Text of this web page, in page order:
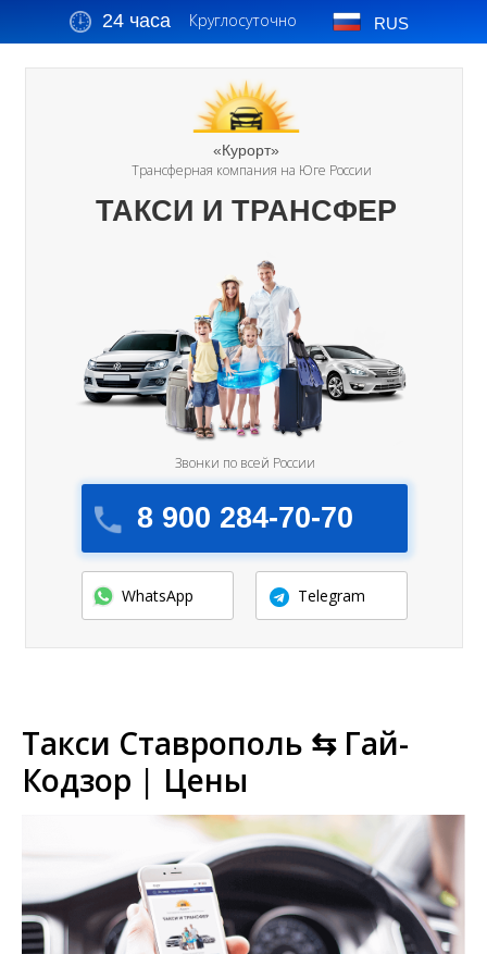
24 часа Круглосуточно RUS
«Курорт»
Трансферная компания на Юге России
8 900 284-70-70
Звонки по всей России
ТАКСИ И ТРАНСФЕР
WhatsApp Telegram
Такси Ставрополь ⇆ Гай-
Кодзор | Цены